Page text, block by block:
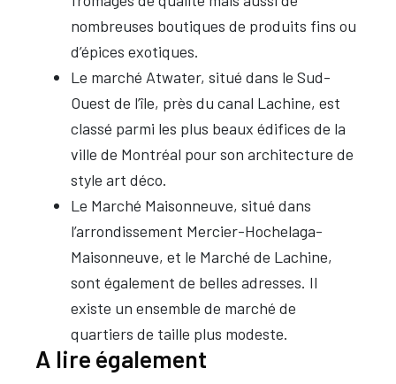
nombreuses boutiques de produits fins ou
d’épices exotiques.
Le marché Atwater, situé dans le Sud-
Ouest de l’île, près du canal Lachine, est
classé parmi les plus beaux édifices de la
ville de Montréal pour son architecture de
style art déco.
Le Marché Maisonneuve, situé dans
l’arrondissement Mercier-Hochelaga-
Maisonneuve, et le Marché de Lachine,
sont également de belles adresses. Il
existe un ensemble de marché de
quartiers de taille plus modeste.
A lire également